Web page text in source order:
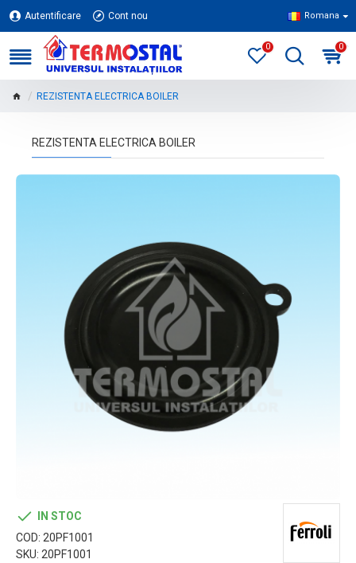
Autentificare Cont nou Romana
0 0
REZISTENTA ELECTRICA BOILER
REZISTENTA ELECTRICA BOILER
IN STOC
COD: 20PF1001
SKU: 20PF1001